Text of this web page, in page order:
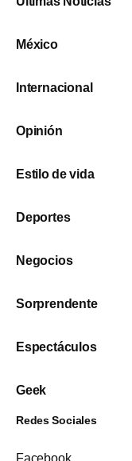
México
Internacional
Opinión
Estilo de vida
Deportes
Negocios
Sorprendente
Espectáculos
Geek
Redes Sociales